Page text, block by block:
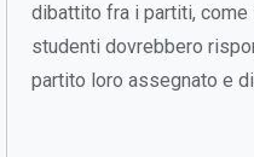
dibattito fra i partiti,
studenti dovrebbero
partito loro assegnato e